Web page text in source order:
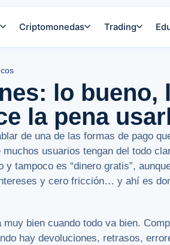
Criptomonedas Trading
lo bueno,
la pena
de una de las formas de pago
usuarios tengan del todo
tampoco es “dinero gratis”,
y cero fricción… y ahí es
muy bien cuando todo va bien.
hay devoluciones, retrasos,